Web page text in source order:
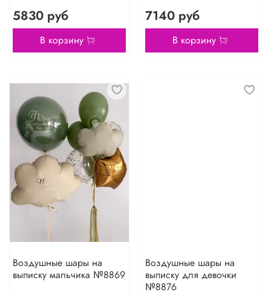
5830 руб
В корзину
7140 руб
В корзину
Воздушные шары на
выписку мальчика №8869
Воздушные шары на
выписку для девочки
№8876